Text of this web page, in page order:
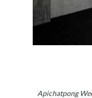
Apichatpong